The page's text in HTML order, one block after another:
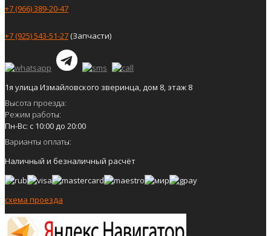
+7 (966) 389-20-47
+7 (925) 543-51-27(Запчасти)
1я улица Измайловского зверинца, дом 8, этаж 8
Высота проезда:
Режим работы:
Пн-Вс: с 10:00 до 20:00
Варианты оплаты:
Наличный и безналичный расчёт
схема проезда